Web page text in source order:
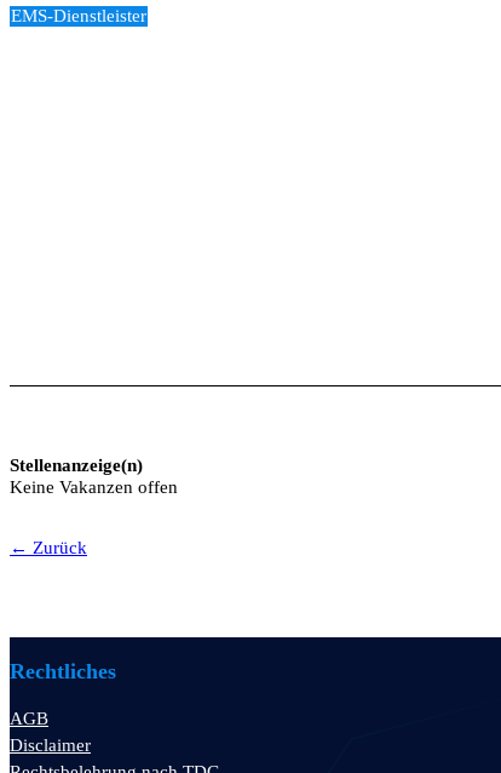
EMS-Dienstleister
Stellenanzeige(n)
Keine Vakanzen offen
← Zurück
Rechtliches
AGB
Disclaimer